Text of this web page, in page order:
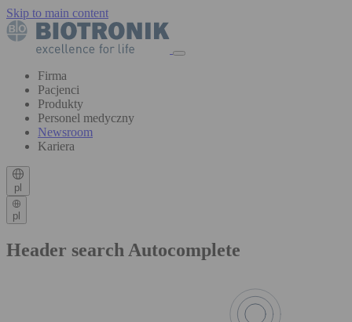
Skip to main content
Firma
Pacjenci
Produkty
Personel medyczny
Newsroom
Kariera
pl
pl
Header search Autocomplete